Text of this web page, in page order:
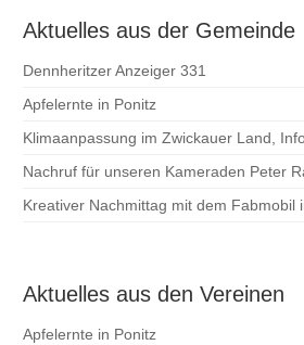
Aktuelles aus der Gemeinde
Dennheritzer Anzeiger 331
Apfelernte in Ponitz
Klimaanpassung im Zwickauer Land,
Nachruf für unseren Kameraden Peter
Kreativer Nachmittag mit dem Fabmobil
Aktuelles aus den Vereinen
Apfelernte in Ponitz